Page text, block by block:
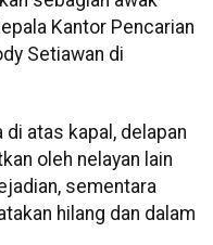
Kantor Pencarian
Setiawan di
atas kapal, delapan
oleh nelayan lain
sementara
hilang dan dalam